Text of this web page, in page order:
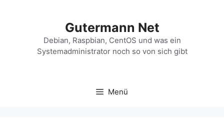
Gutermann Net
Debian, Raspbian, CentOS und was ein
Systemadministrator noch so von sich gibt
Menü